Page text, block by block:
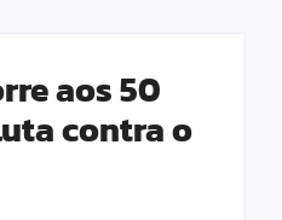
aos 50
contra o